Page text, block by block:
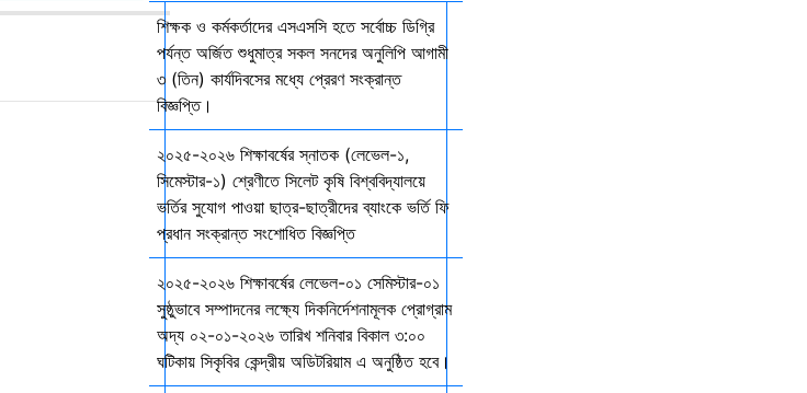
শিক্ষক ও কর্মকর্তাদের এসএসসি হতে সর্বোচ্চ ডিগ্রি
পর্যন্ত অর্জিত শুধুমাত্র সকল সনদের অনুলিপি আগামী
৩ (তিন) কার্যদিবসের মধ্যে প্রেরণ সংক্রান্ত
বিজ্ঞপ্তি।
২০২৫-২০২৬ শিক্ষাবর্ষের স্নাতক (লেভেল-১,
সিমেস্টার-১) শ্রেণীতে সিলেট কৃষি বিশ্ববিদ্যালয়ে
ভর্তির সুযোগ পাওয়া ছাত্র-ছাত্রীদের ব্যাংকে ভর্তি ফি
প্রধান সংক্রান্ত সংশোধিত বিজ্ঞপ্তি
২০২৫-২০২৬ শিক্ষাবর্ষের লেভেল-০১ সেমিস্টার-০১
সুষ্ঠুভাবে সম্পাদনের লক্ষ্যে দিকনির্দেশনামূলক প্রোগ্রাম
অদ্য ০২-০১-২০২৬ তারিখ শনিবার বিকাল ৩:০০
ঘটিকায় সিকৃবির কেন্দ্রীয় অডিটরিয়াম এ অনুষ্ঠিত হবে।